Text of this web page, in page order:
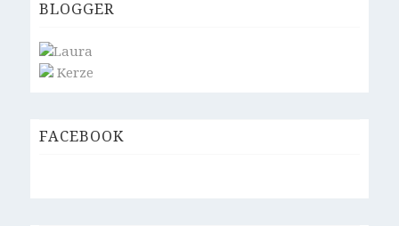
BLOGGER
Laura
Kerze
FACEBOOK